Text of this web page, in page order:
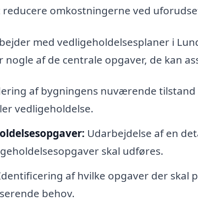
omkostningerne ved
med vedligeholdelsesplaner i
af de centrale opgaver, de kan
af bygningens nuværende
vedligeholdelse.
Udarbejdelse af en
skal udføres.
af hvilke opgaver der skal
behov.